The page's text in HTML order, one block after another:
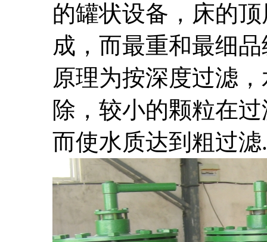
的罐状设备，床的
成，而最重和最细
原理为按深度过滤
除，较小的颗粒在
而使水质达到粗过